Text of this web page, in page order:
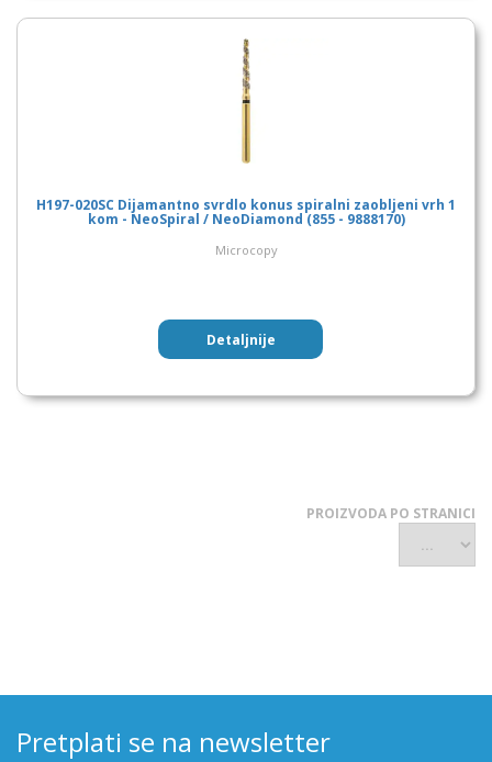
H197-020SC Dijamantno svrdlo konus spiralni zaobljeni vrh 1
kom - NeoSpiral / NeoDiamond (855 - 9888170)
Microcopy
Detaljnije
PROIZVODA PO STRANICI
Pretplati se na newsletter